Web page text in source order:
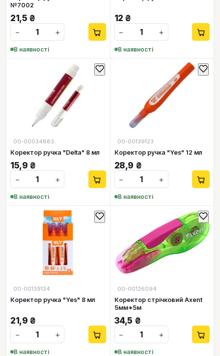
№7002
21,5 ₴
−
+
В наявності
12 ₴
−
+
В наявності
00-00034883
Коректор ручка "Delta" 8 мл
15,9 ₴
−
+
В наявності
00-00139123
Коректор ручка "Yes" 12 мл
28,9 ₴
−
+
В наявності
00-00139134
Коректор ручка "Yes" 8 мл
21,9 ₴
−
+
В наявності
00-00126094
Коректор стрічковий Axent
5мм*5м
34,5 ₴
−
+
В наявності